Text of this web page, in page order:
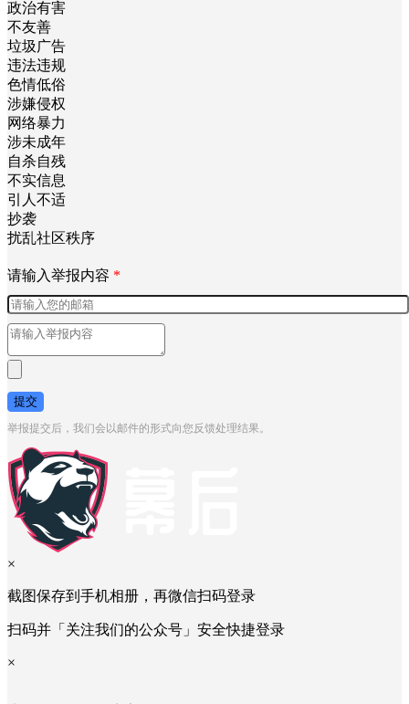
举报
请选择举报类型
政治有害
不友善
垃圾广告
违法违规
色情低俗
涉嫌侵权
网络暴力
涉未成年
不实信息
引人不适
抄袭
扰乱社区秩序
提交
举报提交后，我们会以邮件的形式向您反馈处理结果。
×